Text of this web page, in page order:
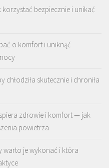
bezpiecznie i unikać
o komfort i uniknąć
chłodziła skutecznie i chroniła
zdrowie i komfort — jak
powietrza
warto je wykonać i która